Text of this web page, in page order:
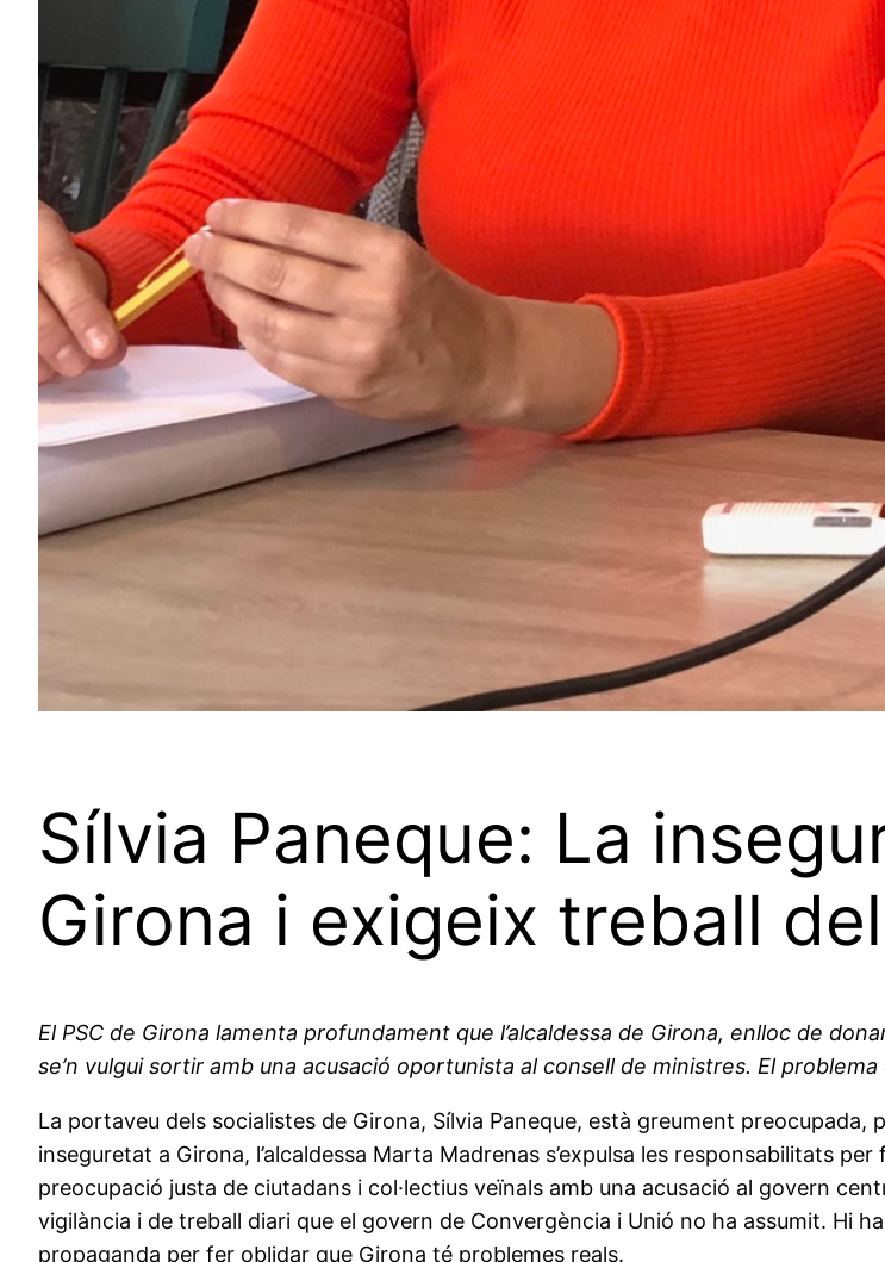
Sílvia Paneque: La
Girona i exigeix treball
El PSC de Girona lamenta profundament que l’alcaldessa de Girona, enlloc de
se’n vulgui sortir amb una acusació oportunista al consell de ministres. El
La portaveu dels socialistes de Girona, Sílvia Paneque, està greument
inseguretat a Girona, l’alcaldessa Marta Madrenas s’expulsa les responsabilitats
preocupació justa de ciutadans i col·lectius veïnals amb una acusació al govern
vigilància i de treball diari que el govern de Convergència i Unió no ha assumit. Hi
propaganda per fer oblidar que Girona té problemes reals.